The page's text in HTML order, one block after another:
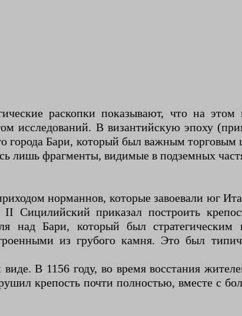
раскопки показывают, что на
исследований. В византийскую эпоху
города Бари, который был важным
лишь фрагменты, видимые в подземных
норманнов, которые завоевали юг
Сицилийский приказал построить
над Бари, который был
из грубого камня. Это был
В 1156 году, во время восстания
крепость почти полностью, вместе с